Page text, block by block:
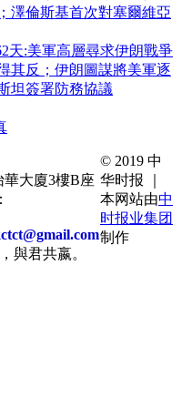
澤倫斯基首次對塞爾維亞
天:美軍高層尋求伊朗戰爭
其反；伊朗圖謀將美軍逐
坦簽署防務協議
華大廈3樓B座
與君共嬴。
© 2019 中
华时报 ｜
本网站由中
时报业集团
制作